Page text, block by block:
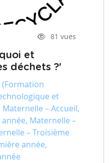
81 vues
et
déchets ?'
(Formation
et
Maternelle – Accueil,
Maternelle –
– Troisième
année,